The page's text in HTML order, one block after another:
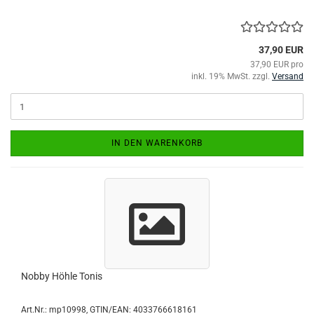
37,90 EUR
37,90 EUR pro
inkl. 19% MwSt. zzgl. Versand
IN DEN WARENKORB
Nobby Höhle Tonis
Art.Nr.: mp10998 GTIN/EAN: 4033766618161